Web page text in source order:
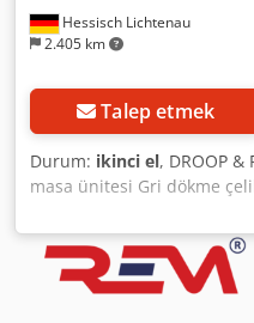
Hessisch Lichtenau
2.405 km
Talep etmek
Durum: ikinci el, DROOP
masa ünitesi Gri dökme
sıkıştırma plakası
masa ünitesi Masa
sıkıştırma plakasının
yüksekliği 1050 mm Masa